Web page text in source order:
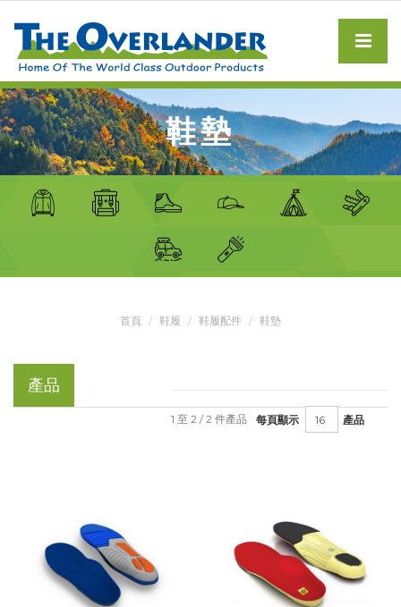
鞋墊
首頁 鞋履 鞋履配件 鞋墊
產品
每頁顯示 產品
1 至 2 / 2 件產品